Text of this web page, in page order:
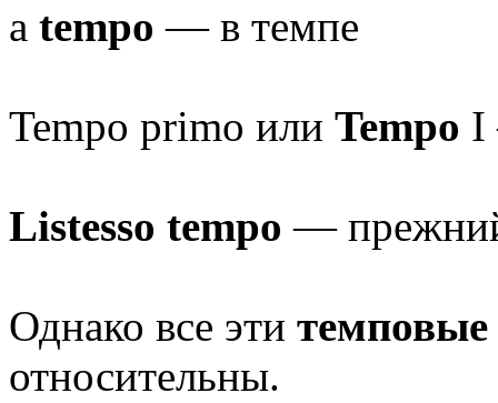
a tempo — в темпе
Tempo primo или Tempo I
Listesso tempo—
Однако все эти темповые
относительны.